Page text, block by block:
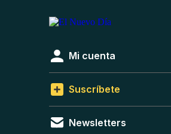
Mi cuenta
Suscríbete
Newsletters